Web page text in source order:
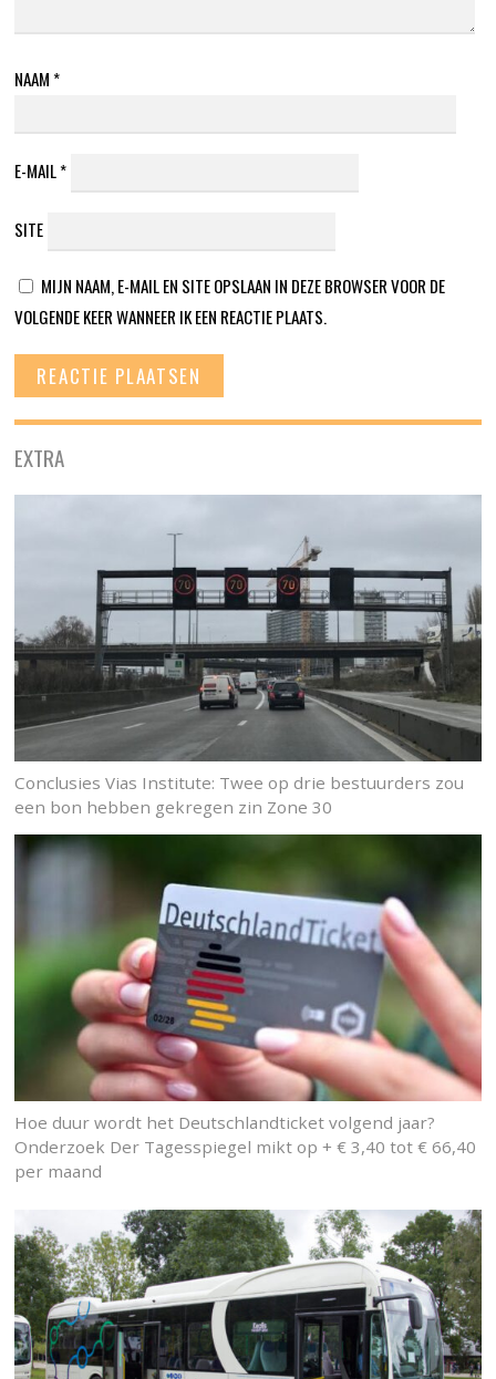
NAAM *
E-MAIL*
SITE
MIJN NAAM, E-MAIL EN SITE OPSLAAN IN DEZE BROWSER VOOR DE
VOLGENDE KEER WANNEER IK EEN REACTIE PLAATS.
EXTRA
Conclusies Vias Institute: Twee op drie bestuurders zou
een bon hebben gekregen zin Zone 30
Hoe duur wordt het Deutschlandticket volgend jaar?
Onderzoek Der Tagesspiegel mikt op + € 3,40 tot € 66,40
per maand